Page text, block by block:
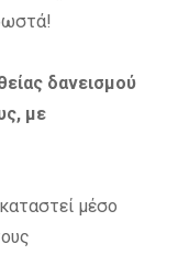
δανεισμού
με
μέσο